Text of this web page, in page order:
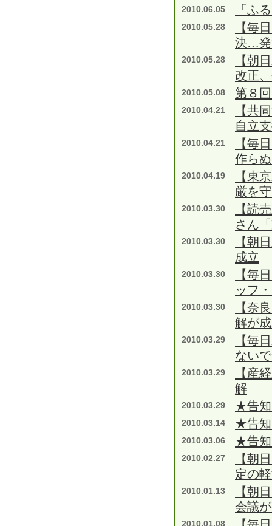
2010.06.05 「ふ
2010.05.28
【毎
決…発
2010.05.28
【朝
改正
2010.05.08 第８
2010.04.21
【共
自立
2010.04.21
【毎
作ら
2010.04.19
【東
厳を
2010.03.30
【読
さん
2010.03.30
【朝
成立
2010.03.30
【毎
ッフ
2010.03.30
【奈
解が
2010.03.29
【毎
ない
2010.03.29
【産
解
2010.03.29 ★告
2010.03.14 ★告
2010.03.06 ★告
2010.02.27
【朝
定の
2010.01.13
【朝
会議
2010.01.08